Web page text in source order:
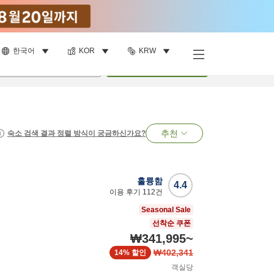
한국어 KOR KRW
숙소 검색 결과 정렬 방식이 궁금하신가요? 추천
4.4
훌륭함
이용 후기 112건
Seasonal Sale
선착순 쿠폰
₩341,995~
₩402,341
14% 할인
객실당